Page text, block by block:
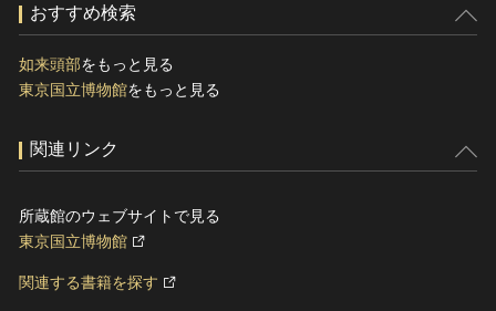
おすすめ検索
如来頭部をもっと見る
東京国立博物館をもっと見る
関連リンク
所蔵館のウェブサイトで見る
東京国立博物館
関連する書籍を探す